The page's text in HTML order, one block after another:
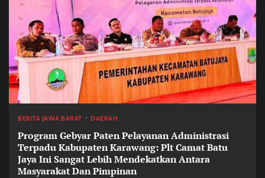
BERITA JAWA BARAT DAERAH
Program Gebyar Paten Pelayanan Administrasi
Terpadu Kabupaten Karawang: Plt Camat Batu
Jaya Ini Sangat Lebih Mendekatkan Antara
Masyarakat Dan Pimpinan